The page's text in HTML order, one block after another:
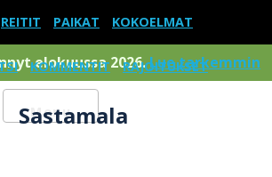
REITIT PAIKAT KOKOELMAT
KOMMENTIT RAJOITUKSET
Menu
elokuussa 2026.Lue tarkemmin
Sastamala